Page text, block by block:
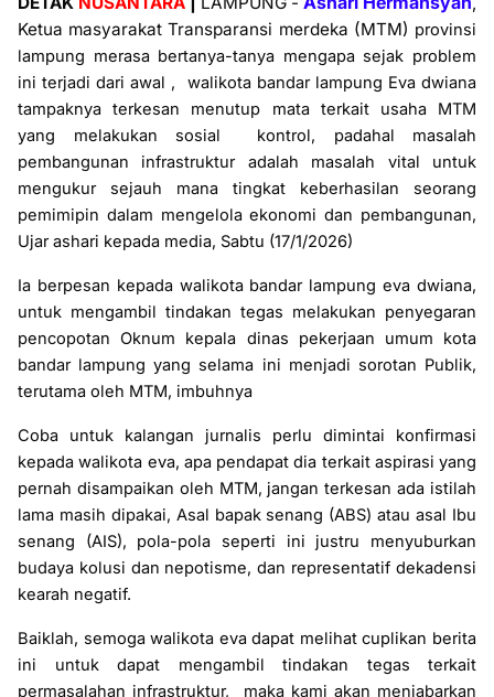
Ketua masyarakat Transparansi merdeka (MTM) provinsi
lampung merasa bertanya-tanya mengapa sejak problem
ini terjadi dari awal ,
walikota bandar lampung Eva dwiana
tampaknya terkesan menutup mata terkait usaha MTM
yang melakukan sosial kontrol, padahal masalah
pembangunan infrastruktur adalah masalah vital untuk
mengukur sejauh mana tingkat keberhasilan seorang
pemimipin dalam mengelola ekonomi dan pembangunan,
Ujar ashari kepada media, Sabtu (17/1/2026)
Ia berpesan kepada walikota bandar lampung eva dwiana,
untuk mengambil tindakan tegas melakukan penyegaran
pencopotan Oknum kepala dinas pekerjaan umum kota
bandar lampung yang selama ini menjadi sorotan Publik,
terutama oleh MTM, imbuhnya
Coba untuk kalangan jurnalis perlu dimintai konfirmasi
kepada walikota eva, apa pendapat dia terkait aspirasi yang
pernah disampaikan oleh MTM, jangan terkesan ada istilah
lama masih dipakai, Asal bapak senang (ABS) atau asal Ibu
senang (AIS), pola-pola seperti ini justru menyuburkan
budaya kolusi dan nepotisme, dan representatif dekadensi
kearah negatif.
Baiklah, semoga walikota eva dapat melihat cuplikan berita
ini untuk dapat mengambil tindakan tegas terkait
permasalahan infrastruktur,
maka kami akan menjabarkan